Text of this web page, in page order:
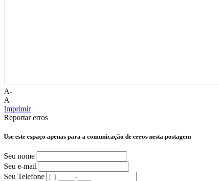
A-
A+
Imprimir
Reportar erros
Use este espaço apenas para a comunicação de erros nesta postagem
Seu nome
Seu e-mail
Seu Telefone